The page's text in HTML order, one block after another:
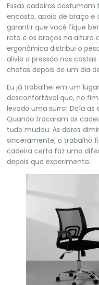
Essas cadeiras costumam
encosto, apoio de braço e
garantir que você fique
reta e os braços na altura
ergonômica distribui o
alivia a pressão nas
chatas depois de um dia
Eu já trabalhei em um
desconfortável que, no
levado uma surra! Doía as
Quando trocaram as
tudo mudou. As dores
sinceramente, o trabalho
cadeira certa faz uma
depois que experimenta.